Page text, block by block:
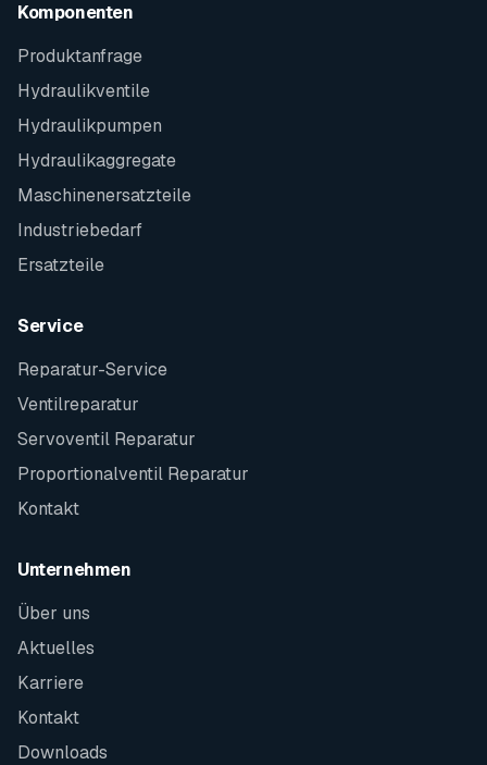
Komponenten
Produktanfrage
Hydraulikventile
Hydraulikpumpen
Hydraulikaggregate
Maschinenersatzteile
Industriebedarf
Ersatzteile
Service
Reparatur-Service
Ventilreparatur
Servoventil Reparatur
Proportionalventil Reparatur
Kontakt
Unternehmen
Über uns
Aktuelles
Karriere
Kontakt
Downloads